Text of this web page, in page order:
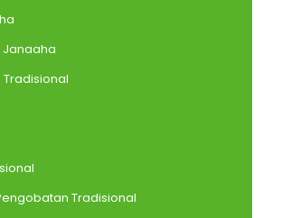
Janaaha
Tradisional